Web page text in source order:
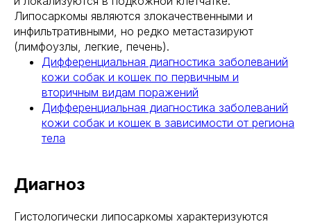
Липосаркомы являются злокачественными и
инфильтративными, но редко метастазируют
(лимфоузлы, легкие, печень).
Дифференциальная диагностика заболеваний
кожи собак и кошек по первичным и
вторичным видам поражений
Дифференциальная диагностика заболеваний
кожи собак и кошек в зависимости от региона
тела
Диагноз
Гистологически липосаркомы характеризуются